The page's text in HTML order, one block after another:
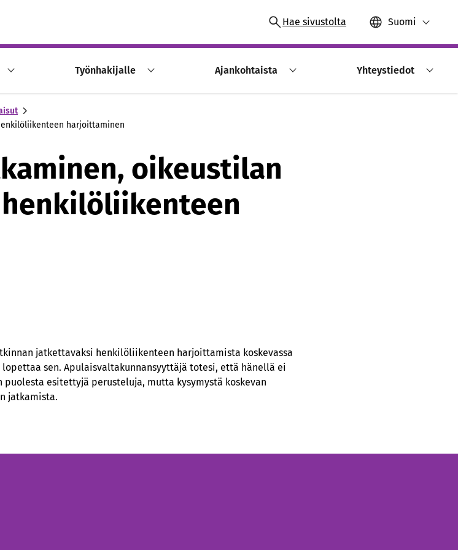
Hae sivustolta Suomi
Työnhakijalle Ajankohtaista Yhteystiedot
harjoittaminen
oikeustilan
jatkettavaksi henkilöliikenteen harjoittamista koskevassa
sen. Apulaisvaltakunnansyyttäjä totesi, että hänellä ei
esitettyjä perusteluja, mutta kysymystä koskevan
jatkamista.